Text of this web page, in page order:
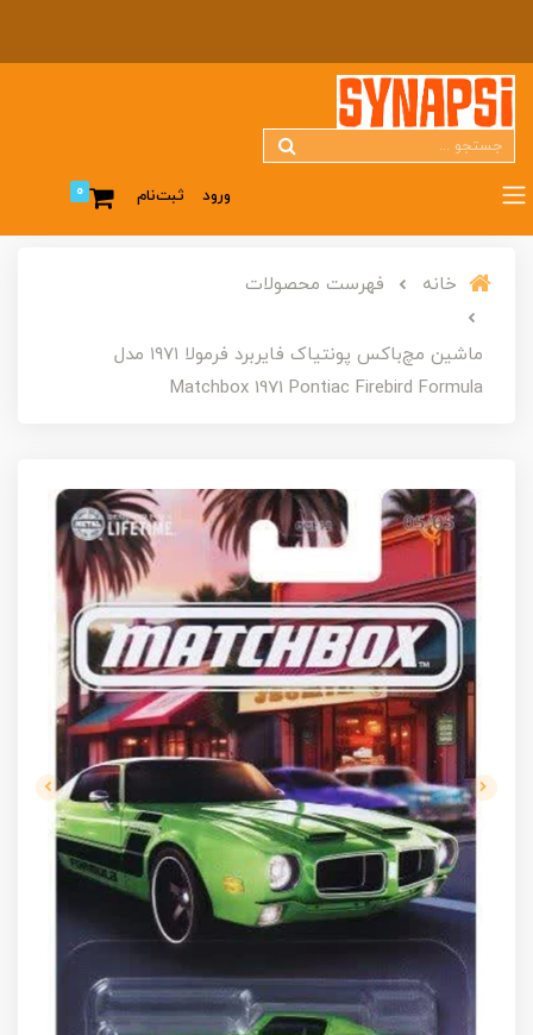
ورود ثبت‌نام 0
خانه فهرست محصولات
ماشین مچ‌باکس پونتیاک فایربرد فرمولا ۱۹۷۱ مدل
Matchbox 1971 Pontiac Firebird Formula